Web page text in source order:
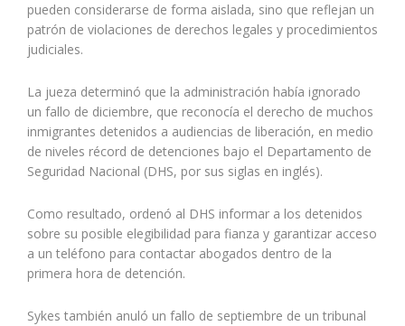
pueden considerarse de forma aislada, sino que reflejan un
patrón de violaciones de derechos legales y procedimientos
judiciales.
La jueza determinó que la administración había ignorado
un fallo de diciembre, que reconocía el derecho de muchos
inmigrantes detenidos a audiencias de liberación, en medio
de niveles récord de detenciones bajo el Departamento de
Seguridad Nacional (DHS, por sus siglas en inglés).
Como resultado, ordenó al DHS informar a los detenidos
sobre su posible elegibilidad para fianza y garantizar acceso
a un teléfono para contactar abogados dentro de la
primera hora de detención.
Sykes también anuló un fallo de septiembre de un tribunal